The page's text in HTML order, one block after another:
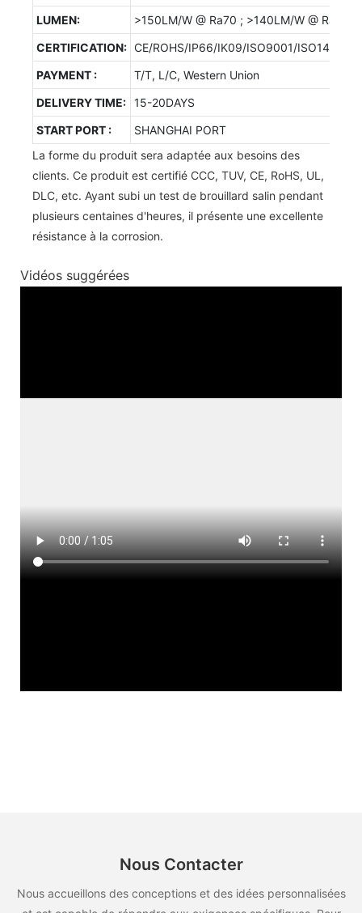
LUMEN:
>150LM/W @ Ra70 ; >140LM/W @ Ra80
CERTIFICATION: CE/ROHS/IP66/IK09/ISO9001/ISO14001/
PAYMENT :
T/T, L/C, Western Union
DELIVERY TIME: 15-20DAYS
START PORT :
SHANGHAI PORT
La forme du produit sera adaptée aux besoins des
clients. Ce produit est certifié CCC, TUV, CE, RoHS, UL,
DLC, etc. Ayant subi un test de brouillard salin pendant
plusieurs centaines d'heures, il présente une excellente
résistance à la corrosion.
Vidéos suggérées
Nous Contacter
Nous accueillons des conceptions et des idées personnalisées